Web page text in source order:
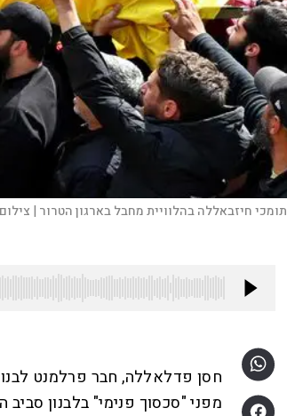
תומכי חיזבאללה בהלוויית מחבל בארגון הטרור |
חסן פדלאללה, חבר פרלמנט
מפני "סכסוך פנימי" בלבנון